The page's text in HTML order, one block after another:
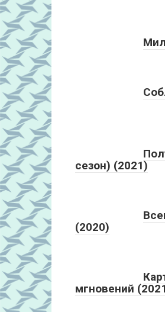
сезон) (2021)
(2020)
мгновений